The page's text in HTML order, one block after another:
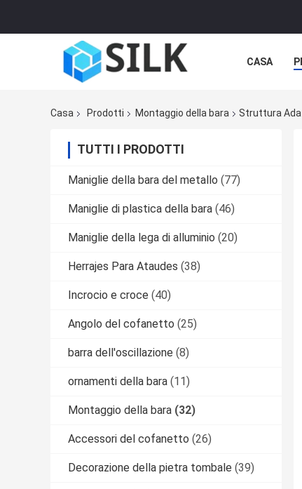
CASA
Casa Prodotti Montaggio della bara Struttura
TUTTI I PRODOTTI
Maniglie della bara del metallo (77)
Maniglie di plastica della bara (46)
Maniglie della lega di alluminio (20)
Herrajes Para Ataudes (38)
Incrocio e croce (40)
Angolo del cofanetto (25)
barra dell'oscillazione (8)
ornamenti della bara (11)
Montaggio della bara (32)
Accessori del cofanetto (26)
Decorazione della pietra tombale (39)